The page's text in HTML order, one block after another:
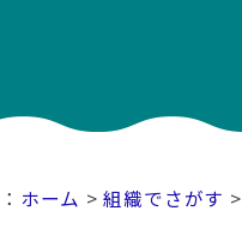
ホーム >組織でさがす >